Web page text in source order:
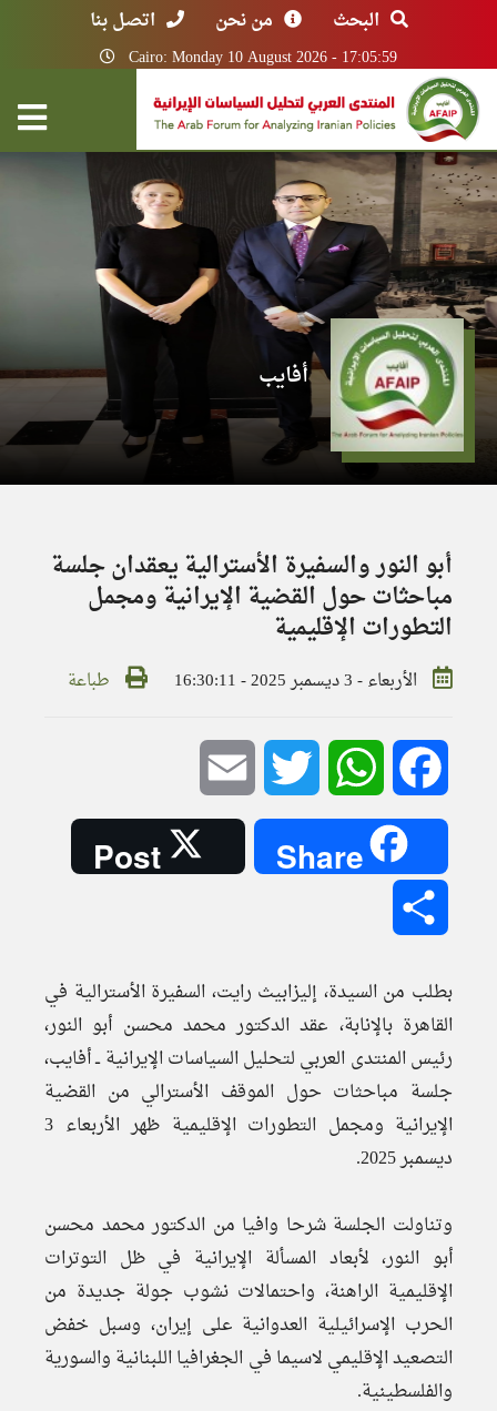
البحث من نحن اتصل بنا
Cairo: Monday 10 August 2026 - 17:05:59
أفايب
أبو النور والسفيرة الأسترالية يعقدان جلسة
مباحثات حول القضية الإيرانية ومجمل
التطورات الإقليمية
الأربعاء - 3 ديسمبر 2025 - 16:30:11 طباعة
Facebook
WhatsApp
Twitter
Share
Post
بطلب من السيدة، إليزابيث رايت، السفيرة الأسترالية في
القاهرة بالإنابة، عقد الدكتور محمد محسن أبو النور،
رئيس المنتدى العربي لتحليل السياسات الإيرانية ــ أفايب،
جلسة مباحثات حول الموقف الأسترالي من القضية
الإيرانية ومجمل التطورات الإقليمية ظهر الأربعاء 3
ديسمبر 2025.
وتناولت الجلسة شرحا وافيا من الدكتور محمد محسن
أبو النور، لأبعاد المسألة الإيرانية في ظل التوترات
الإقليمية الراهنة، واحتمالات نشوب جولة جديدة من
الحرب الإسرائيلية العدوانية على إيران، وسبل خفض
التصعيد الإقليمي لاسيما في الجغرافيا اللبنانية والسورية
والفلسطينية.